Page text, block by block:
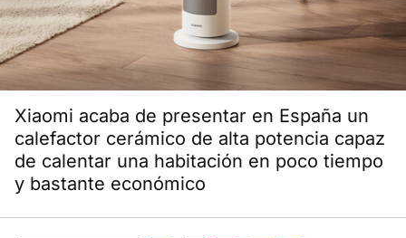
Xiaomi acaba de presentar en España un
calefactor cerámico de alta potencia capaz
de calentar una habitación en poco tiempo
y bastante económico